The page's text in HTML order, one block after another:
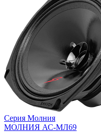
Серия Молния
МОЛНИЯ АС-МЛ69